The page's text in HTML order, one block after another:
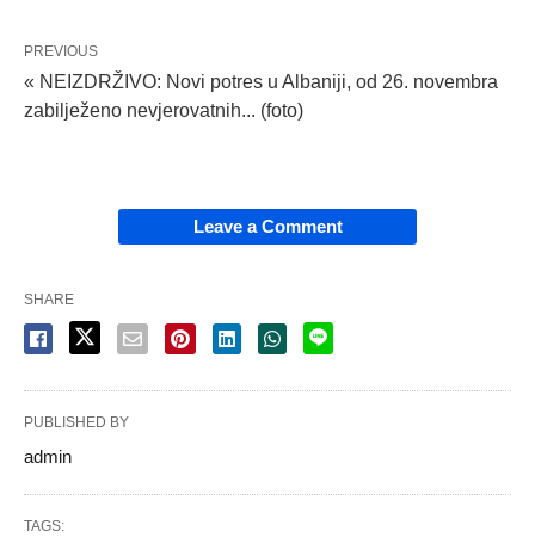
PREVIOUS
« NEIZDRŽIVO: Novi potres u Albaniji, od 26. novembra
zabilježeno nevjerovatnih... (foto)
Leave a Comment
SHARE
PUBLISHED BY
admin
TAGS: